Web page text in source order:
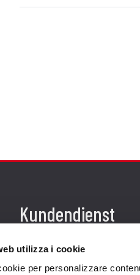
utilizza i cookie
per personalizzare
Kundendienst
Sendung
Kundendienst